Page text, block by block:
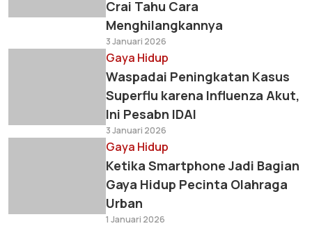
Crai Tahu Cara
Menghilangkannya
3 Januari 2026
Gaya Hidup
Waspadai Peningkatan Kasus
Superflu karena Influenza Akut,
Ini Pesabn IDAI
3 Januari 2026
Gaya Hidup
Ketika Smartphone Jadi Bagian
Gaya Hidup Pecinta Olahraga
Urban
1 Januari 2026